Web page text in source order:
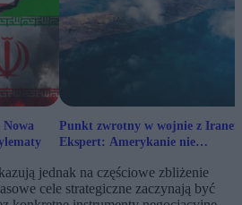
Punkt zwrotny w wojnie z
Ekspert: Amerykanie nie
jednak na częściowe zbliżenie
cele strategiczne zaczynają być